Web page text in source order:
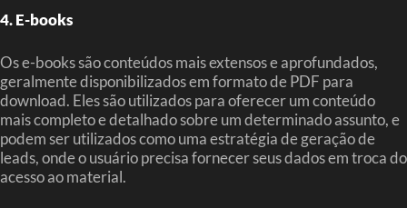
4. E-books
Os e-books são conteúdos mais extensos e aprofundados,
geralmente disponibilizados em formato de PDF para
download. Eles são utilizados para oferecer um conteúdo
mais completo e detalhado sobre um determinado assunto, e
podem ser utilizados como uma estratégia de geração de
leads, onde o usuário precisa fornecer seus dados em troca do
acesso ao material.